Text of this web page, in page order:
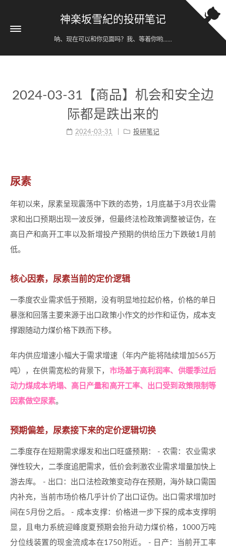
神楽坂雪紀的投研笔记
呐、现在可以和你见面吗？我、等着你哟......
2024-03-31【商品】机会和安全边
际都是跌出来的
2024-03-31 投研笔记
尿素
年初以来，尿素呈现震荡中下跌的态势，1月底基于3月农业需
求和出口预期出现一波反弹，但最终法检政策调整被证伪，在
高日产和高开工率以及新增投产预期的供给压力下跌破1月前
低。
核心因素，尿素当前的定价逻辑
一季度农业需求低于预期，没有明显地拉起价格，价格的单日
暴涨和回落主要来源于出口政策小作文的炒作和证伪，成本支
撑跟随动力煤价格下跌而下移。
年内供应增速小幅大于需求增速（年内产能将陆续增加565万
吨），在供需宽松的背景下， 市场基于高利润率、供暖季过后
动力煤成本坍塌、高日产量和高开工率、出口受到政策限制等
因素做空尿素。
预期偏差，尿素接下来的定价逻辑切换
二季度存在短期需求爆发和出口旺盛预期： - 农需：农业需求
弹性较大，二季度追肥需求，低价会刺激农业需求增量加快上
游去库。 - 出口：出口法检政策变动存在预期，海外缺口需国
内补充，当前市场价格几乎计价了出口证伪。出口需求增加时
间在5月份之后。 - 成本支撑：价格进一步下探的成本支撑明
显，且电力系统迎峰度夏预期会抬升动力煤价格，1000万吨
分位线装置的现金流成本在1750附近。 - 日产：当前开工率